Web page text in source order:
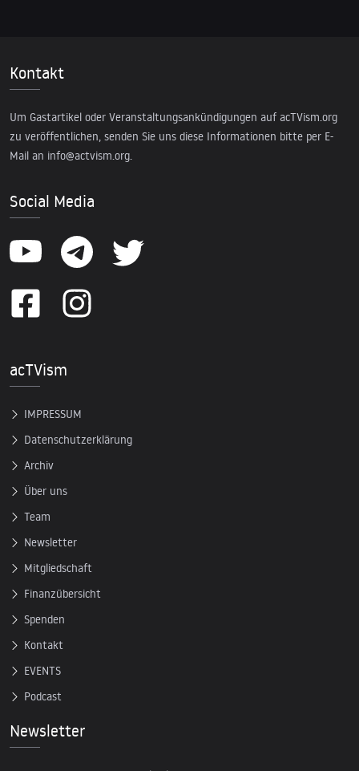
Kontakt
Um Gastartikel oder Veranstaltungsankündigungen auf acTVism.org
zu veröffentlichen, senden Sie uns diese Informationen bitte per E-
Mail an info@actvism.org.
Social Media
acTVism
IMPRESSUM
Datenschutzerklärung
Archiv
Über uns
Team
Newsletter
Mitgliedschaft
Finanzübersicht
Spenden
Kontakt
EVENTS
Podcast
Newsletter